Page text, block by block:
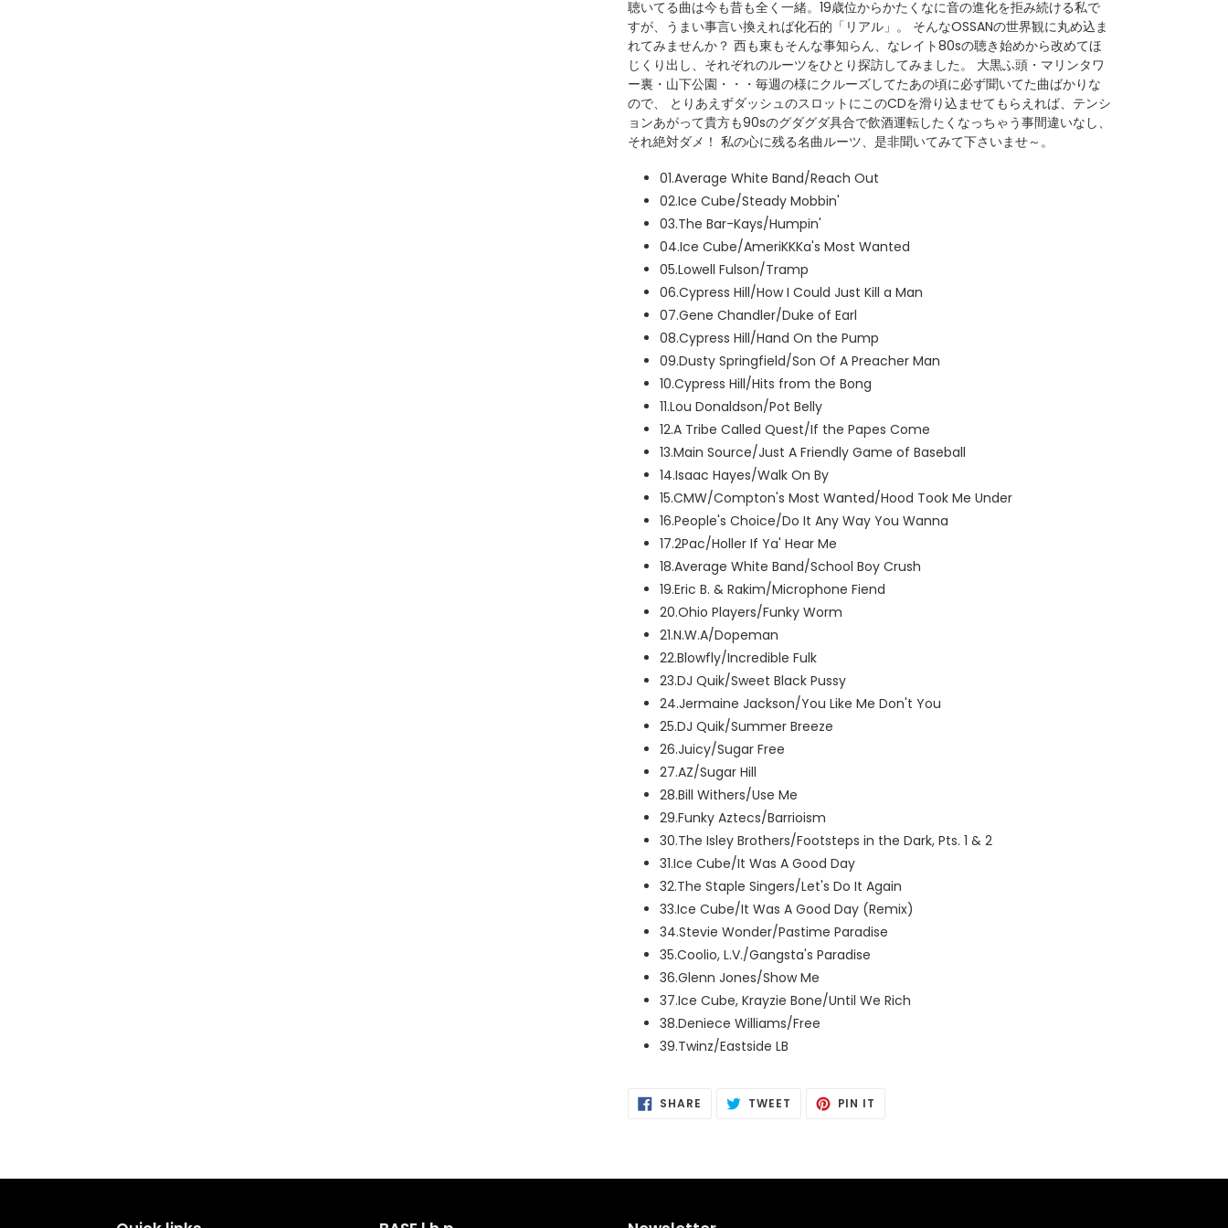
聴いてる曲は今も昔も全く一緒。19歳位からかたくなに音の進化を拒み続ける私で
すが、うまい事言い換えれば化石的「リアル」。 そんなOSSANの世界観に丸め込ま
れてみませんか？ 西も東もそんな事知らん、なレイト80sの聴き始めから改めてほ
じくり出し、それぞれのルーツをひとり探訪してみました。 大黒ふ頭・マリンタワ
ー裏・山下公園・・・毎週の様にクルーズしてたあの頃に必ず聞いてた曲ばかりな
ので、 とりあえずダッシュのスロットにこのCDを滑り込ませてもらえれば、テンシ
ョンあがって貴方も90sのグダグダ具合で飲酒運転したくなっちゃう事間違いなし、
それ絶対ダメ！ 私の心に残る名曲ルーツ、是非聞いてみて下さいませ～。
01.Average White Band/Reach Out
02.Ice Cube/Steady Mobbin'
03.The Bar-Kays/Humpin'
04.Ice Cube/AmeriKKKa's Most Wanted
05.Lowell Fulson/Tramp
06.Cypress Hill/How I Could Just Kill a Man
07.Gene Chandler/Duke of Earl
08.Cypress Hill/Hand On the Pump
09.Dusty Springfield/Son Of A Preacher Man
10.Cypress Hill/Hits from the Bong
11.Lou Donaldson/Pot Belly
12.A Tribe Called Quest/If the Papes Come
13.Main Source/Just A Friendly Game of Baseball
14.Isaac Hayes/Walk On By
15.CMW/Compton's Most Wanted/Hood Took Me Under
16.People's Choice/Do It Any Way You Wanna
17.2Pac/Holler If Ya' Hear Me
18.Average White Band/School Boy Crush
19.Eric B. & Rakim/Microphone Fiend
20.Ohio Players/Funky Worm
21.N.W.A/Dopeman
22.Blowfly/Incredible Fulk
23.DJ Quik/Sweet Black Pussy
24.Jermaine Jackson/You Like Me Don't You
25.DJ Quik/Summer Breeze
26.Juicy/Sugar Free
27.AZ/Sugar Hill
28.Bill Withers/Use Me
29.Funky Aztecs/Barrioism
30.The Isley Brothers/Footsteps in the Dark, Pts. 1 & 2
31.Ice Cube/It Was A Good Day
32.The Staple Singers/Let's Do It Again
33.Ice Cube/It Was A Good Day (Remix)
34.Stevie Wonder/Pastime Paradise
35.Coolio, L.V./Gangsta's Paradise
36.Glenn Jones/Show Me
37.Ice Cube, Krayzie Bone/Until We Rich
38.Deniece Williams/Free
39.Twinz/Eastside LB
SHARE SHARE TWEET POSTINGPIN IT